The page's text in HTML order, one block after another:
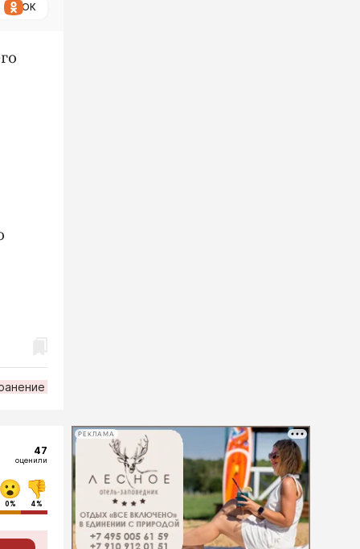
ОК
47
оценили
0% 4%
РЕКЛАМА